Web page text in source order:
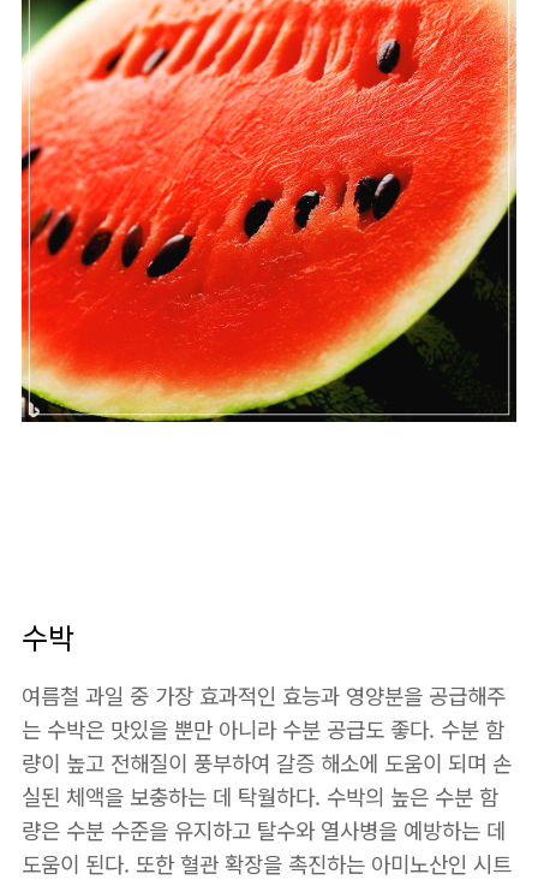
수박
여름철 과일 중 가장 효과적인 효능과 영양분을 공급해주
는 수박은 맛있을 뿐만 아니라 수분 공급도 좋다. 수분 함
량이 높고 전해질이 풍부하여 갈증 해소에 도움이 되며 손
실된 체액을 보충하는 데 탁월하다. 수박의 높은 수분 함
량은 수분 수준을 유지하고 탈수와 열사병을 예방하는 데
도움이 된다. 또한 혈관 확장을 촉진하는 아미노산인 시트